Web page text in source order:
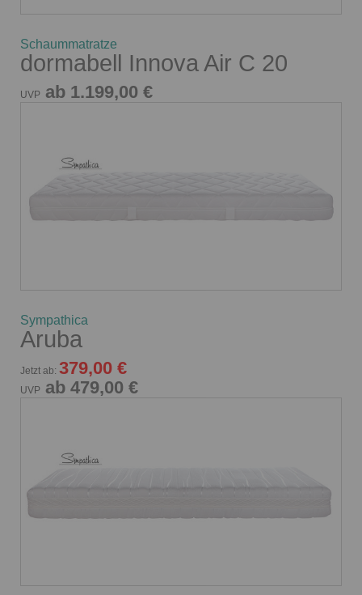
Schaummatratze
dormabell Innova Air C 20
UVP ab 1.199,00 €
Sympathica
Aruba
Jetzt ab: 379,00 €
UVP ab 479,00 €